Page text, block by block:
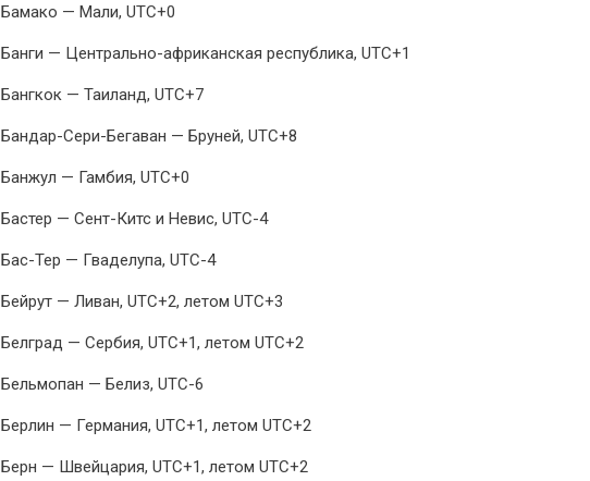
Бамако — Мали, UTC+0
Банги — Центрально-африканская республика, UTC+1
Бангкок — Таиланд, UTC+7
Бандар-Сери-Бегаван — Бруней, UTC+8
Банжул — Гамбия, UTC+0
Бастер — Сент-Китс и Невис, UTC-4
Бас-Тер — Гваделупа, UTC-4
Бейрут — Ливан, UTC+2, летом UTC+3
Белград — Сербия, UTC+1, летом UTC+2
Бельмопан — Белиз, UTC-6
Берлин — Германия, UTC+1, летом UTC+2
Берн — Швейцария, UTC+1, летом UTC+2